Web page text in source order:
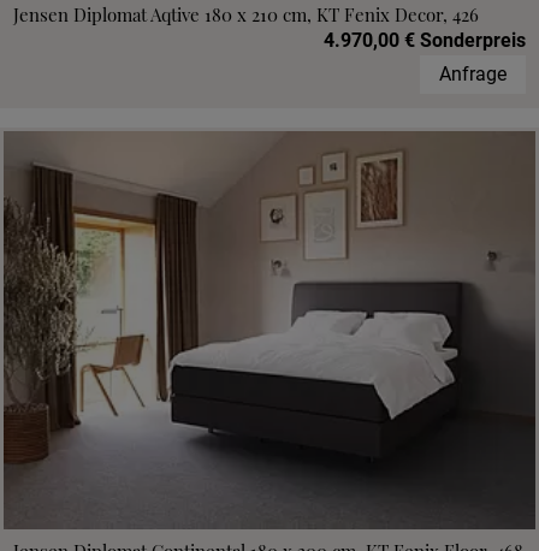
Jensen Diplomat Aqtive 180 x 210 cm, KT Fenix Decor, 426
4.970,00 € Sonderpreis
Anfrage